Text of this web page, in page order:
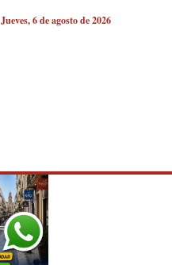
Jueves, 6 de agosto de 2026